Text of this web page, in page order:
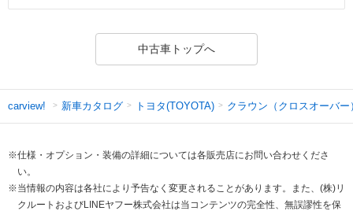
中古車トップへ
carview! 新車カタログ トヨタ(TOYOTA) クラウン（クロスオーバー
※仕様・オプション・装備の詳細については各販売店にお問い合わせくださ
い。
※当情報の内容は各社により予告なく変更されることがあります。また、(株)リ
クルートおよびLINEヤフー株式会社は当コンテンツの完全性、無誤謬性を保